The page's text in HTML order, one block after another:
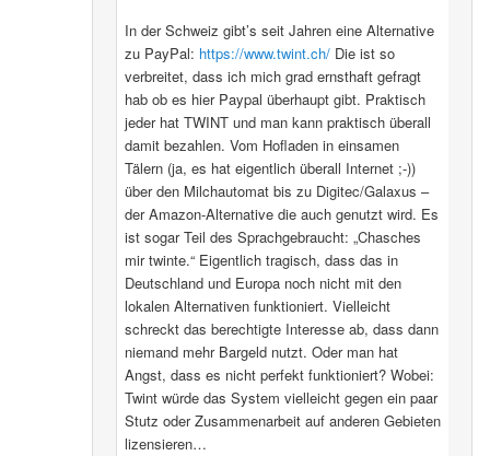
In der Schweiz gibt’s seit Jahren eine Alternative
zu PayPal: https://www.twint.ch/Die ist so
verbreitet, dass ich mich grad ernsthaft gefragt
hab ob es hier Paypal überhaupt gibt. Praktisch
jeder hat TWINT und man kann praktisch überall
damit bezahlen. Vom Hofladen in einsamen
Tälern (ja, es hat eigentlich überall Internet ;-))
über den Milchautomat bis zu Digitec/Galaxus –
der Amazon-Alternative die auch genutzt wird. Es
ist sogar Teil des Sprachgebraucht: „Chasches
mir twinte.“ Eigentlich tragisch, dass das in
Deutschland und Europa noch nicht mit den
lokalen Alternativen funktioniert. Vielleicht
schreckt das berechtigte Interesse ab, dass dann
niemand mehr Bargeld nutzt. Oder man hat
Angst, dass es nicht perfekt funktioniert? Wobei:
Twint würde das System vielleicht gegen ein paar
Stutz oder Zusammenarbeit auf anderen Gebieten
lizensieren…